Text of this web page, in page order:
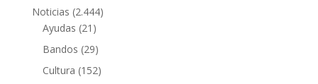
Noticias (2.444)
Ayudas (21)
Bandos (29)
Cultura (152)